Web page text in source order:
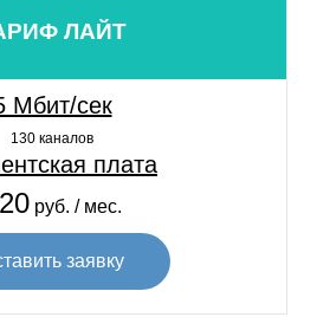
ЛАЙТ
Мбит/сек
130 каналов
плата
руб. / мес.
заявку